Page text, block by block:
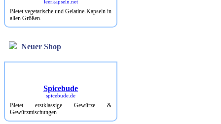
Bietet vegetarische und Gelatine-Kapseln in
allen Größen.
Bietet erstklassige Gewürze &
Gewürzmischungen